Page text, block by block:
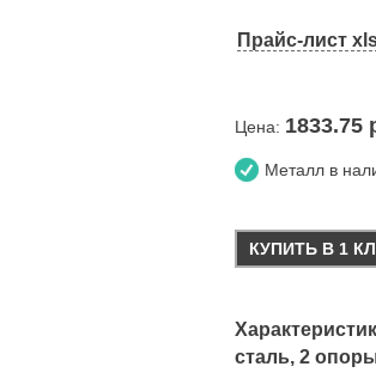
Прайс-лист
Цена: 1833.75
Металл в
КУПИТЬ В 1
сталь, 2